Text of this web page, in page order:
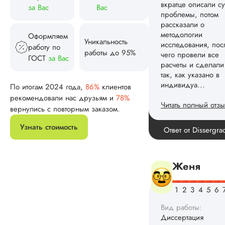
за Вас
Вас
Оформляем
работу по
ГОСТ за Вас
Уникальность
работы до 95%
По итогам 2024 года, 86% клиентов
рекомендовали нас друзьям и 78%
вернулись с повторным заказом.
Узнать стоимость
вкратце описали
проблемы, потом
рассказали о
методологии
исследования,
чего провели все
расчеты и
так, как указано в
индивидуа...
Читать полный
Спасибо!
ваши слова
Ответ от
Женя
Вид работы:
Диссертация